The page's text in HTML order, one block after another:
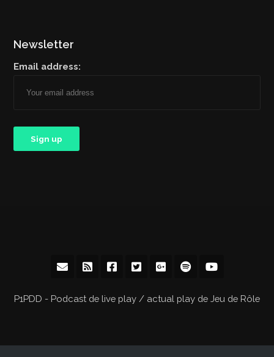
Newsletter
Email address:
P1PDD - Podcast de live play / actual play de Jeu de Rôle